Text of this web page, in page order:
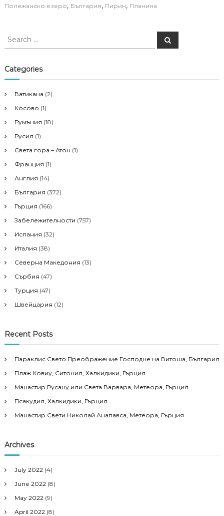
Полежанско езеро, България, Пирин, Планина
S
r
c
f
o
r
S
e
Categories
Ватикана (2)
Косово (1)
Румъния (18)
Русия (1)
Света гора – Атон (1)
Франция (1)
Англия (14)
България (372)
Гърция (166)
Забележителности (757)
Испания (32)
Италия (38)
Северна Македония (13)
Сърбия (47)
Турция (47)
Швейцария (12)
Recent Posts
Параклис Свето Преображение Господне на Витоша, България
Плаж Ковиу, Ситония, Халкидики, Гърция
Манастир Русану или Света Варвара, Метеора, Гърция
Псакудия, Халкидики, Гърция
Манастир Свети Николай Анапавса, Метеора, Гърция
Archives
July 2022 (4)
June 2022 (8)
May 2022 (9)
April 2022 (8)